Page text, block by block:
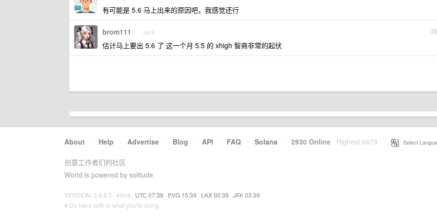
有可能是 5.6 马上出来的原因吧，我感觉还行
15
brom111 Jul 9
估计马上要出 5.6 了 这一个月 5.5 的 xhigh 智商非常的起伏
About · Help · Advertise · Blog · API · FAQ · Solana · 2930 Online Highest 6679 Select
创意工作者们的社区
World is powered by solitude
VERSION: 3.9.8.5 · 40ms · UTC 07:39 · PVG 15:39 · LAX 00:39 · JFK 03:39
♥ Do have faith in what you're doing.